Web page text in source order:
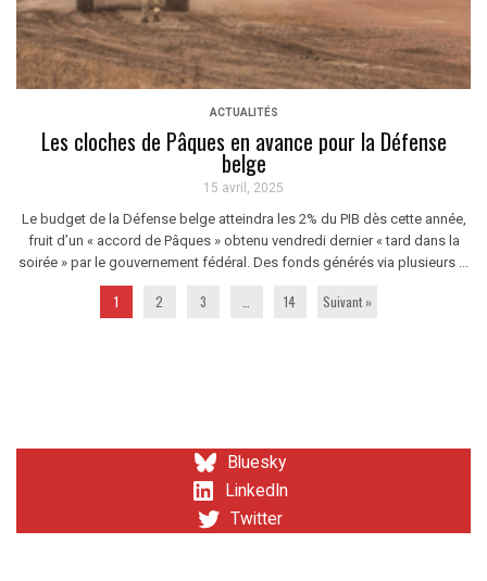
ACTUALITÉS
Les cloches de Pâques en avance pour la Défense
belge
15 avril, 2025
Le budget de la Défense belge atteindra les 2% du PIB dès cette année,
fruit d’un « accord de Pâques » obtenu vendredi dernier « tard dans la
soirée » par le gouvernement fédéral. Des fonds générés via plusieurs ...
1 2 3 14 Suivant »
Bluesky
LinkedIn
Twitter